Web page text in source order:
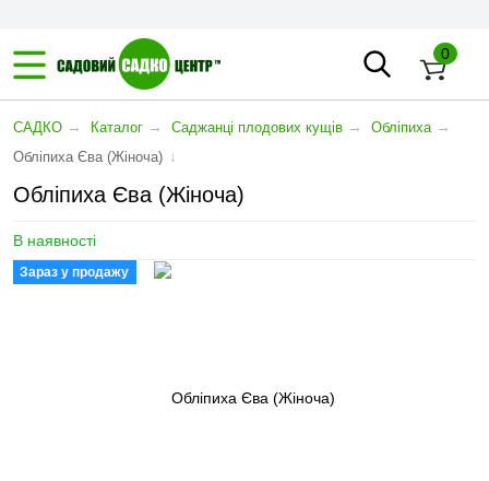
0
САДКО → Каталог → Саджанці плодових кущів → Обліпиха →
Обліпиха Єва (Жіноча) ↓
Обліпиха Єва (Жіноча)
В наявності
Зараз у продажу